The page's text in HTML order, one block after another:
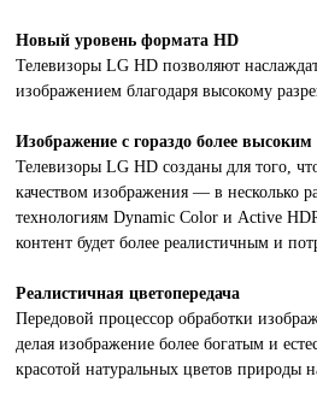
Новый уровень формата HD
Телевизоры LG HD позволяют
изображением благодаря высокому
Изображение с гораздо более высоким
Телевизоры LG HD созданы для того,
качеством изображения — в несколько
технологиям Dynamic Color и Active
контент будет более реалистичным и
Реалистичная цветопередача
Передовой процессор обработки
делая изображение более богатым и
красотой натуральных цветов природы